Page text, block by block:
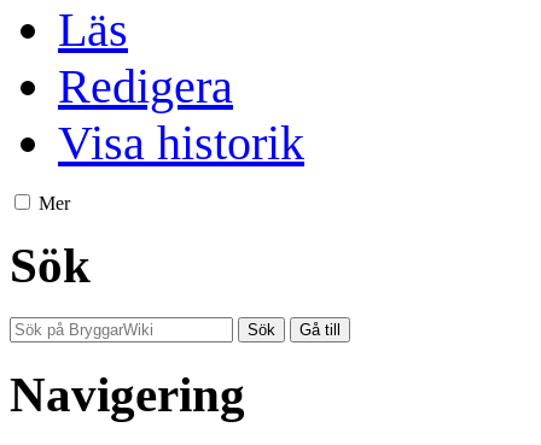
Läs
Redigera
Visa historik
Mer
Sök
Navigering